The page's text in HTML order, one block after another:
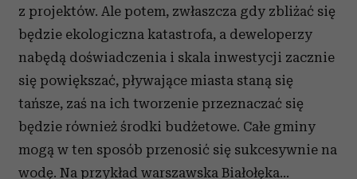
z projektów. Ale potem, zwłaszcza gdy zbliżać się
będzie ekologiczna katastrofa, a deweloperzy
nabędą doświadczenia i skala inwestycji zacznie
się powiększać, pływające miasta staną się
tańsze, zaś na ich tworzenie przeznaczać się
będzie również środki budżetowe. Całe gminy
mogą w ten sposób przenosić się sukcesywnie na
wodę. Na przykład warszawska Białołęka…